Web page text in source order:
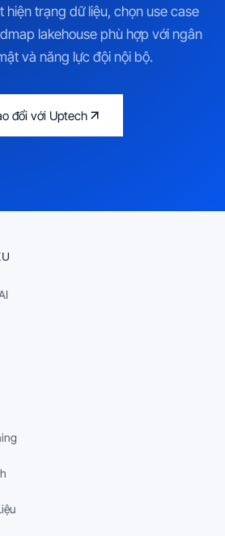
hiện trạng dữ liệu, chọn use case
lakehouse phù hợp với ngân
và năng lực đội nội bộ.
đổi với Uptech